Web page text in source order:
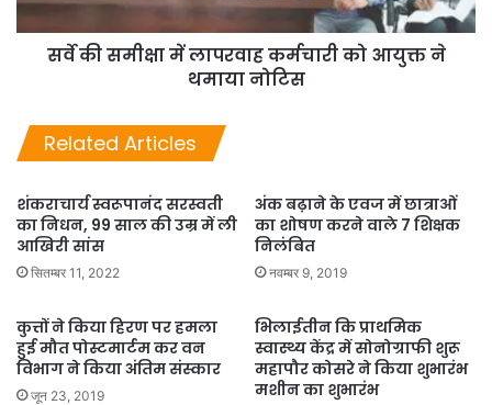
सर्वे की समीक्षा में लापरवाह कर्मचारी को आयुक्त ने
थमाया नोटिस
Related Articles
शंकराचार्य स्वरूपानंद सरस्वती
का निधन, 99 साल की उम्र में ली
आखिरी सांस
सितम्बर 11, 2022
अंक बढ़ाने के एवज में छात्राओं
का शोषण करने वाले 7 शिक्षक
निलंबित
नवम्बर 9, 2019
कुत्तों ने किया हिरण पर हमला
हुई मौत पोस्टमार्टम कर वन
विभाग ने किया अंतिम संस्कार
जून 23, 2019
भिलाईतीन कि प्राथमिक
स्वास्थ्य केंद्र में सोनोग्राफी शुरू
महापौर कोसरे ने किया शुभारंभ
मशीन का शुभारंभ